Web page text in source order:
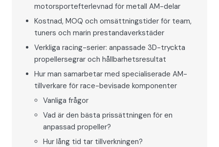
motorsportefterlevnad för metall AM-delar
Kostnad, MOQ och omsättningstider för team,
tuners och marin prestandaverkstäder
Verkliga racing-serier: anpassade 3D-tryckta
propellersegrar och hållbarhetsresultat
Hur man samarbetar med specialiserade AM-
tillverkare för race-bevisade komponenter
Vanliga frågor
Vad är den bästa prissättningen för en
anpassad propeller?
Hur lång tid tar tillverkningen?